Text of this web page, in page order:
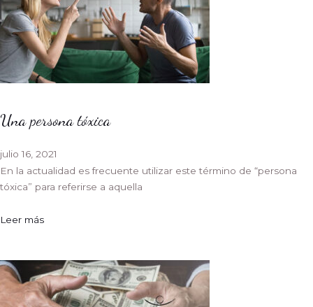
Una persona tóxica
julio 16, 2021
En la actualidad es frecuente utilizar este término de “persona
tóxica” para referirse a aquella
Leer más